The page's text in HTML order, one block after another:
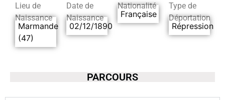
Lieu de
Naissance
Marmande
(47)
Date de
Naissance
02/12/1890
Nationalité
Française
Type de
Déportation
Répression
PARCOURS